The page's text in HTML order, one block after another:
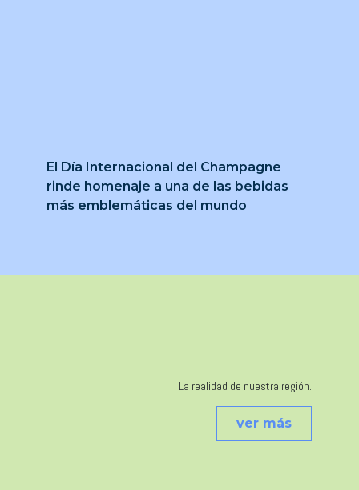
El Día Internacional del Champagne
rinde homenaje a una de las bebidas
más emblemáticas del mundo
La realidad de nuestra región.
ver más